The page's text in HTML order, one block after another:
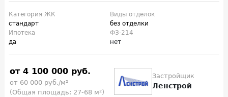
Категория ЖК
стандарт
Виды отделок
без отделки
Ипотека
да
ФЗ-214
нет
от 4 100 000 руб.
от 60 000 руб./м²
(Общая площадь: 27-68 м²)
Застройщик
Ленстрой